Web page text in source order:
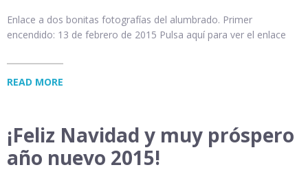
Enlace a dos bonitas fotografías del alumbrado. Primer
encendido: 13 de febrero de 2015 Pulsa aquí para ver el enlace
READ MORE
¡Feliz Navidad y muy próspero
año nuevo 2015!